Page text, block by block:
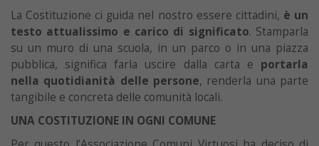
La Costituzione ci guida nel nostro essere cittadini, è un
testo attualissimo e carico di significato. Stamparla
su un muro di una scuola, in un parco o in una piazza
pubblica, significa farla uscire dalla carta e portarla
nella quotidianità delle persone, renderla una parte
tangibile e concreta delle comunità locali.
UNA COSTITUZIONE IN OGNI COMUNE